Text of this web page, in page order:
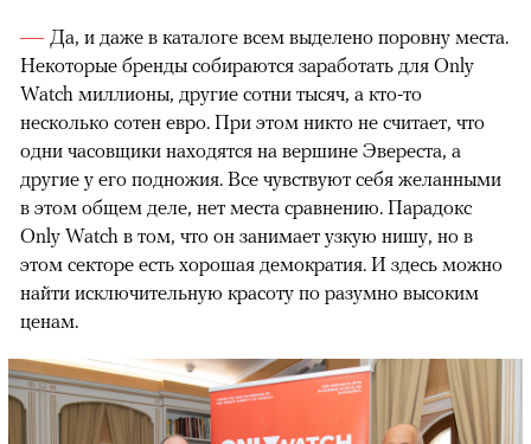
Да, и даже в каталоге всем выделено поровну места.
Некоторые бренды собираются заработать для Only
Watch миллионы, другие сотни тысяч, а кто-то
несколько сотен евро. При этом никто не считает, что
одни часовщики находятся на вершине Эвереста, а
другие у его подножия. Все чувствуют себя желанными
в этом общем деле, нет места сравнению. Парадокс
Only Watch в том, что он занимает узкую нишу, но в
этом секторе есть хорошая демократия. И здесь можно
найти исключительную красоту по разумно высоким
ценам.